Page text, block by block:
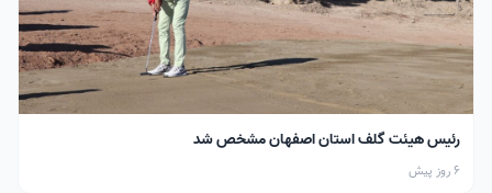
رئیس هیئت گلف استان اصفهان مشخص شد
6 روز پیش